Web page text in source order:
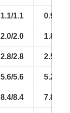
1.1/1.1 0.9/0.9
2.0/2.0 1.8/1.8
2.8/2.8 2.5/2.5
5.6/5.6 5.2/5.2
8.4/8.4 7.8/7.8